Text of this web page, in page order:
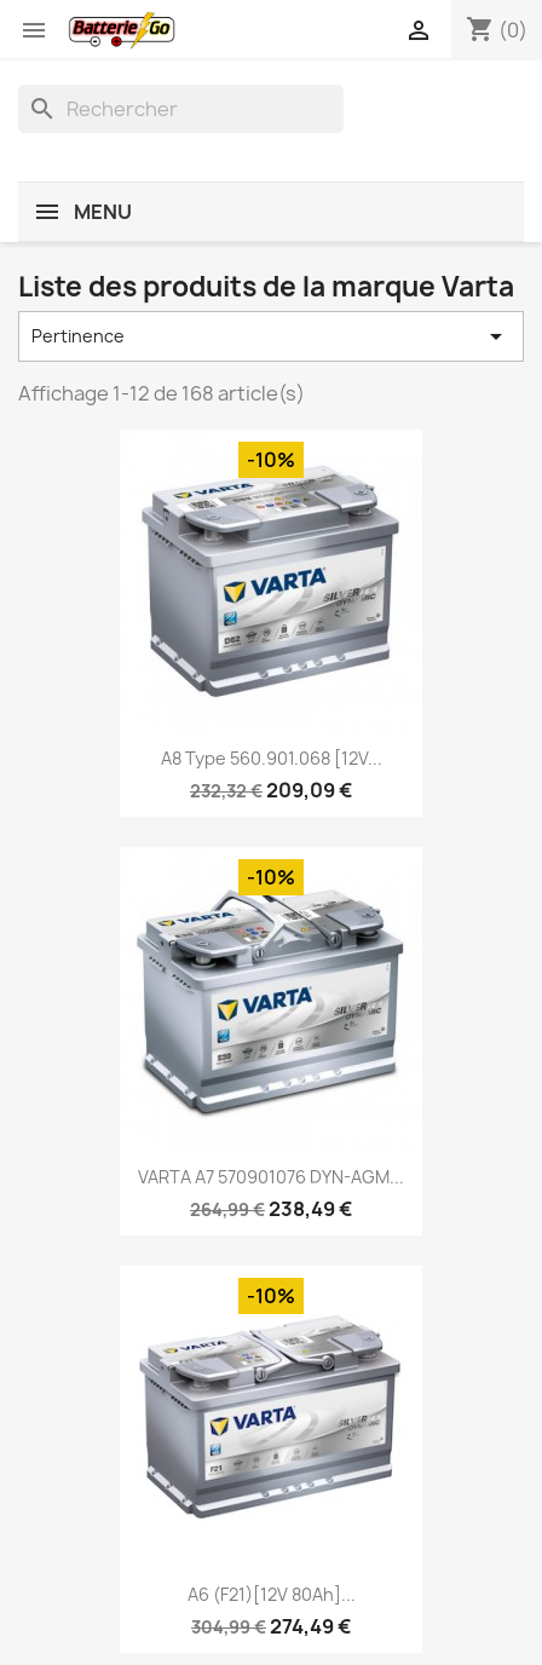
 shopping_cart (0)

search
MENU
Liste des produits de la marque Varta
Pertinence 
Affichage 1-12 de 168 article(s)
A8 Type 560.901.068 [12V...
232,32 €209,09 €
-10%
VARTA A7 570901076 DYN-AGM...
264,99 €238,49 €
-10%
A6 (F21)[12V 80Ah]...
304,99 €274,49 €
-10%